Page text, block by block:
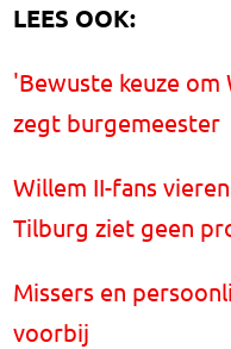
LEES OOK:
'Bewuste keuze
zegt burgemeester
Willem II-fans
Tilburg ziet geen
Missers en
voorbij